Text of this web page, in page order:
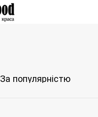
За популярністю